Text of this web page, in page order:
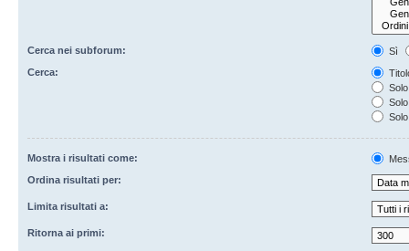
Cerca nei subforum:
Sì
Cerca:
Mostra i risultati come:
Ordina risultati per:
Limita risultati a:
Ritorna ai primi: